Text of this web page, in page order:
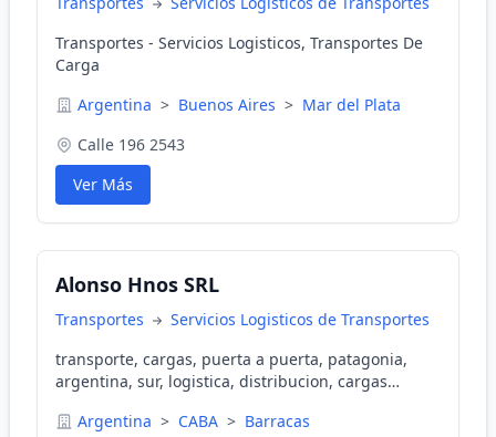
Transportes - Servicios Logisticos, Transportes De
Carga
Argentina > Buenos Aires > Mar del Plata
Calle 196 2543
Ver Más
Alonso Hnos SRL
Transportes
Servicios Logisticos de Transportes
transporte, cargas, puerta a puerta, patagonia,
argentina, sur, logistica, distribucion, cargas
precederas, mudanzas, patagonia argentina, zona
Argentina > CABA > Barracas